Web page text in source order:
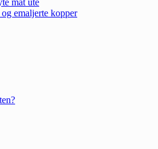
mat ute
emaljerte kopper